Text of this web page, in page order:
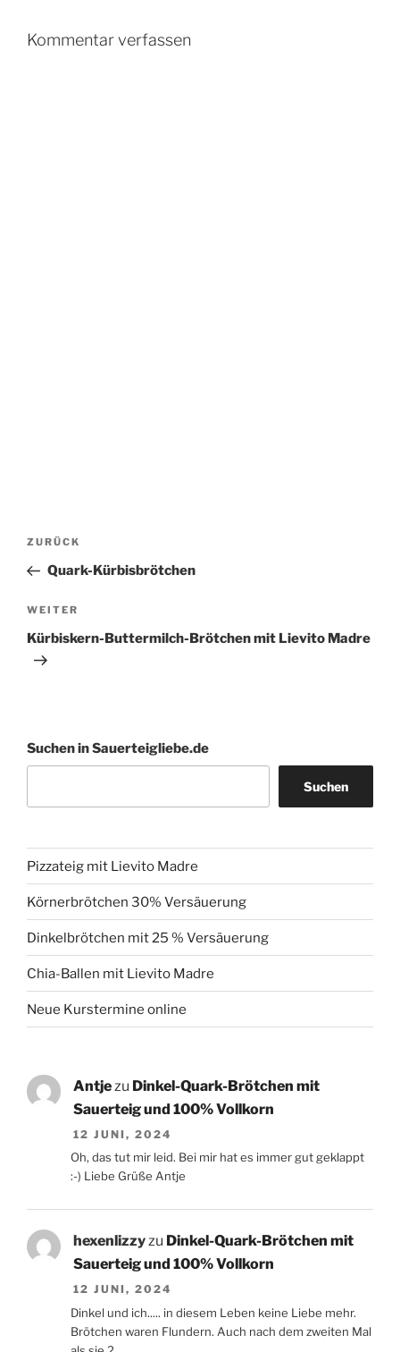
Kommentar verfassen
Beitragsnavigation
Vorheriger
Beitrag
ZURÜCK
Quark-Kürbisbrötchen
Nächster
Beitrag
WEITER
Kürbiskern-Buttermilch-Brötchen mit Lievito Madre
Suchen in Sauerteigliebe.de
Suchen
Pizzateig mit Lievito Madre
Körnerbrötchen 30% Versäuerung
Dinkelbrötchen mit 25 % Versäuerung
Chia-Ballen mit Lievito Madre
Neue Kurstermine online
Antjezu Dinkel-Quark-Brötchen mit
Sauerteig und 100% Vollkorn
12 JUNI, 2024
Oh, das tut mir leid. Bei mir hat es immer gut geklappt
:-) Liebe Grüße Antje
hexenlizzyzu Dinkel-Quark-Brötchen mit
Sauerteig und 100% Vollkorn
12 JUNI, 2024
Dinkel und ich..... in diesem Leben keine Liebe mehr.
Brötchen waren Flundern. Auch nach dem zweiten Mal